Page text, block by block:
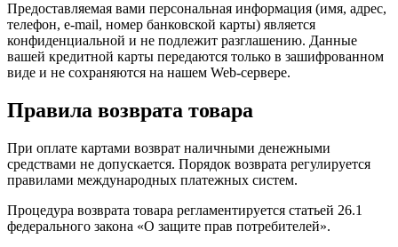
Предоставляемая вами персональная информация (имя, адрес,
телефон, e-mail, номер банковской карты) является
конфиденциальной и не подлежит разглашению. Данные
вашей кредитной карты передаются только в зашифрованном
виде и не сохраняются на нашем Web-сервере.
Правила возврата товара
При оплате картами возврат наличными денежными
средствами не допускается. Порядок возврата регулируется
правилами международных платежных систем.
Процедура возврата товара регламентируется статьей 26.1
федерального закона «О защите прав потребителей».